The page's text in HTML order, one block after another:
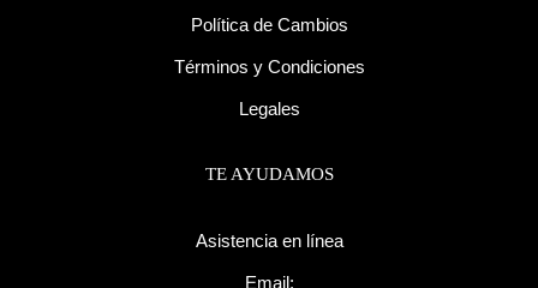
Política de Cambios
Términos y Condiciones
Legales
TE AYUDAMOS
Asistencia en línea
Email: